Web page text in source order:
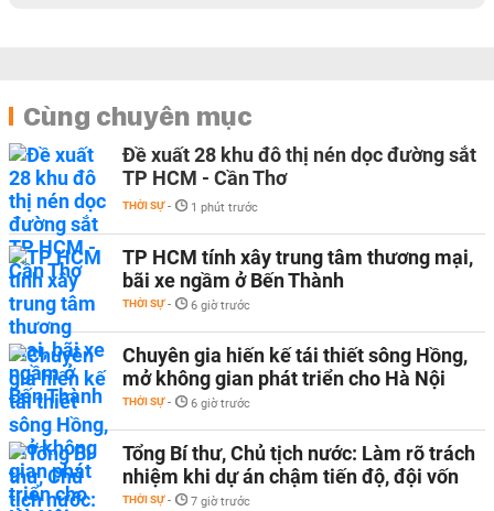
Cùng chuyên mục
Đề xuất 28 khu đô thị nén dọc đường sắt
TP HCM - Cần Thơ
THỜI SỰ - 1 phút trước
TP HCM tính xây trung tâm thương mại,
bãi xe ngầm ở Bến Thành
THỜI SỰ - 6 giờ trước
Chuyên gia hiến kế tái thiết sông Hồng,
mở không gian phát triển cho Hà Nội
THỜI SỰ - 6 giờ trước
Tổng Bí thư, Chủ tịch nước: Làm rõ trách
nhiệm khi dự án chậm tiến độ, đội vốn
THỜI SỰ - 7 giờ trước